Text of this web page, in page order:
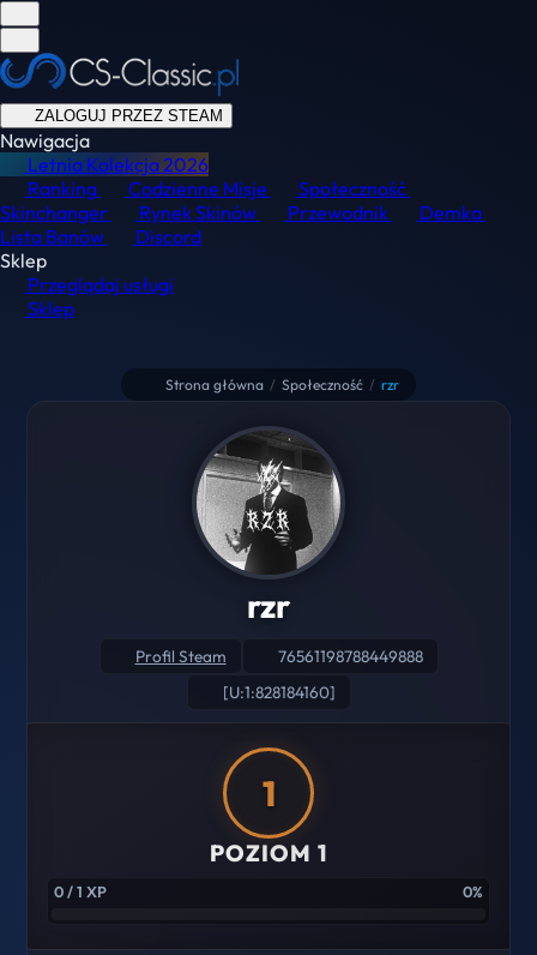
ZALOGUJ PRZEZ STEAM
Nawigacja
Letnia Kolekcja2026
Ranking
Codzienne Misje
Społeczność
Skinchanger
Rynek Skinów Przewodnik
Demka
Lista Banów
Discord
Sklep
Przeglądaj usługi
Sklep
Strona główna / Społeczność / rzr
rzr
Profil Steam
76561198788449888
[U:1:828184160]
1
POZIOM 1
0 / 1 XP 0%